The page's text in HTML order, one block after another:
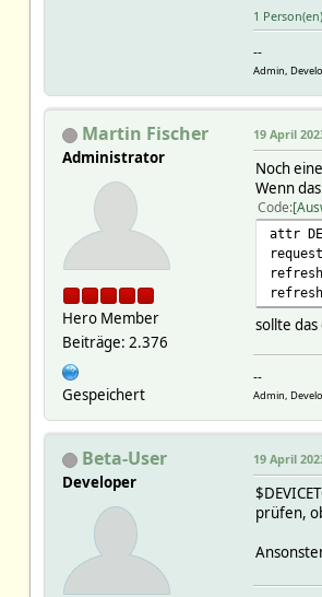
1 Person(en)
--
Admin,
Martin Fischer
Administrator
Hero Member
Beiträge: 2.376
Gespeichert
19 April
Noch
Wenn
Code
attr
sollte
--
Admin,
Beta-User
Developer
19 April
prüfen,